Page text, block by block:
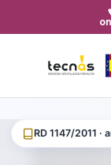
RD 1147/2011 ·